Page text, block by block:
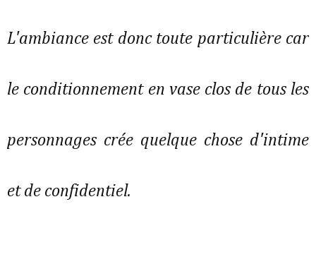
L'ambiance est donc toute particulière car
le conditionnement en vase clos de tous les
personnages crée quelque chose d'intime
et de confidentiel.